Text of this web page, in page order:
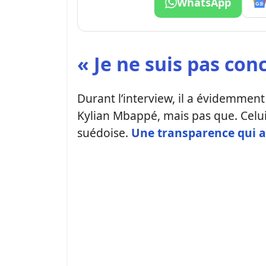
« Je ne suis pas
Durant l’interview, il a
Kylian Mbappé, mais pas que.
suédoise. Une transparence qui